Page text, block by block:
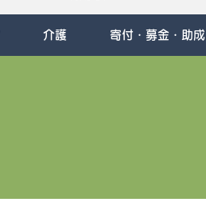
介護 寄付・募金・助成